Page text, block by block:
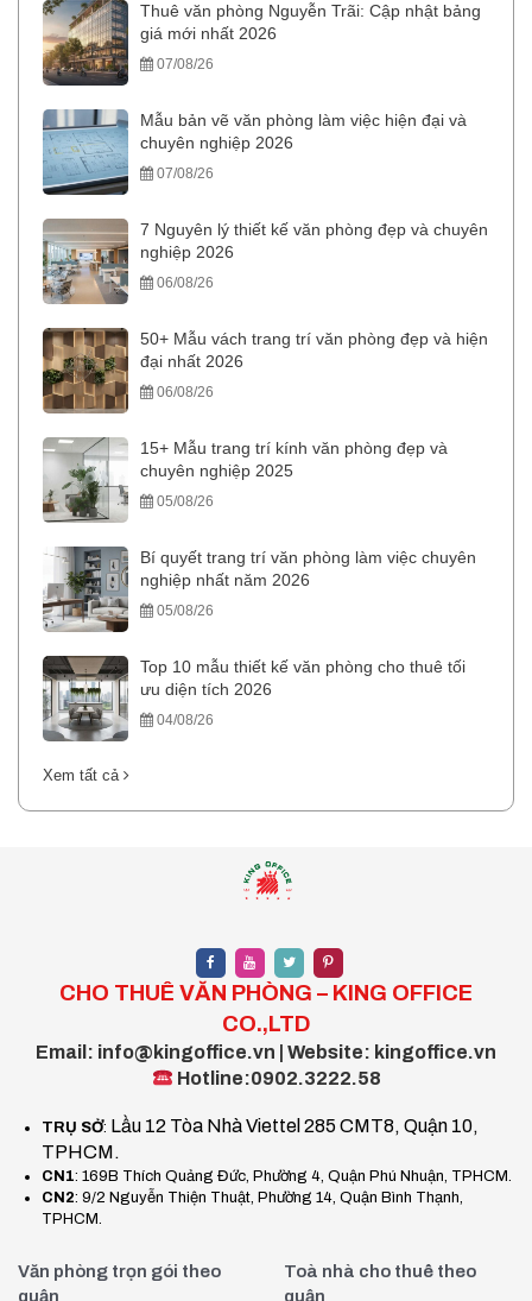
Thuê văn phòng Nguyễn Trãi: Cập nhật bảng
giá mới nhất 2026
07/08/26
Mẫu bản vẽ văn phòng làm việc hiện đại và
chuyên nghiệp 2026
07/08/26
7 Nguyên lý thiết kế văn phòng đẹp và chuyên
nghiệp 2026
06/08/26
50+ Mẫu vách trang trí văn phòng đẹp và hiện
đại nhất 2026
06/08/26
15+ Mẫu trang trí kính văn phòng đẹp và
chuyên nghiệp 2025
05/08/26
Bí quyết trang trí văn phòng làm việc chuyên
nghiệp nhất năm 2026
05/08/26
Top 10 mẫu thiết kế văn phòng cho thuê tối
ưu diện tích 2026
04/08/26
Xem tất cả
CHO THUÊ VĂN PHÒNG – KING OFFICE
CO.,LTD
Email: info@kingoffice.vn | Website: kingoffice.vn
Hotline:0902.3222.58
TRỤ SỞ: Lầu 12 Tòa Nhà Viettel 285 CMT8, Quận 10,
TPHCM.
CN1: 169B Thích Quảng Đức, Phường 4, Quận Phú Nhuận, TPHCM.
CN2: 9/2 Nguyễn Thiện Thuật, Phường 14, Quận Bình Thạnh,
TPHCM.
Văn phòng trọn gói theo
quận
Toà nhà cho thuê theo
quận